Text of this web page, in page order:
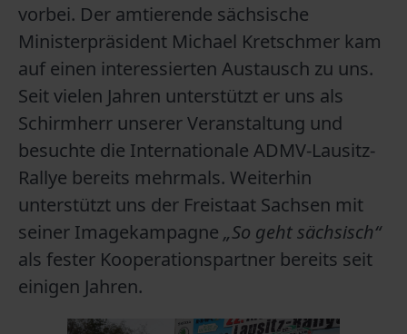
vorbei. Der amtierende sächsische
Ministerpräsident Michael Kretschmer kam
auf einen interessierten Austausch zu uns.
Seit vielen Jahren unterstützt er uns als
Schirmherr unserer Veranstaltung und
besuchte die Internationale ADMV-Lausitz-
Rallye bereits mehrmals. Weiterhin
unterstützt uns der Freistaat Sachsen mit
seiner Imagekampagne „So geht sächsisch“
als fester Kooperationspartner bereits seit
einigen Jahren.